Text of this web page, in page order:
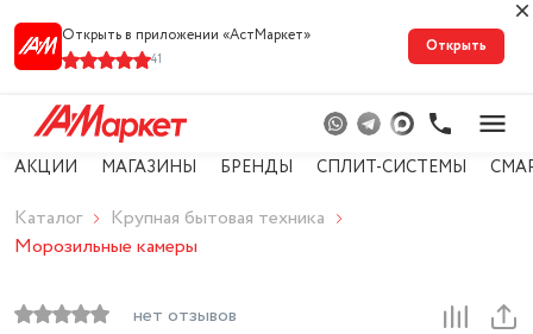
Открыть в приложении «АстМарке‪т‬»
41
Открыть
АКЦИИ МАГАЗИНЫ БРЕНДЫ СПЛИТ-СИСТЕМЫ
Каталог
Крупная бытовая техника
Морозильные камеры
нет отзывов